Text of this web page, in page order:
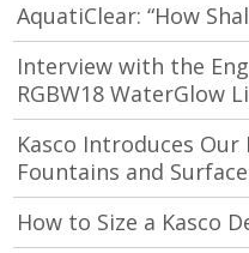
AquatiClear: “How
Interview with the
RGBW18 WaterGlow
Kasco Introduces
Fountains and
How to Size a Kasco